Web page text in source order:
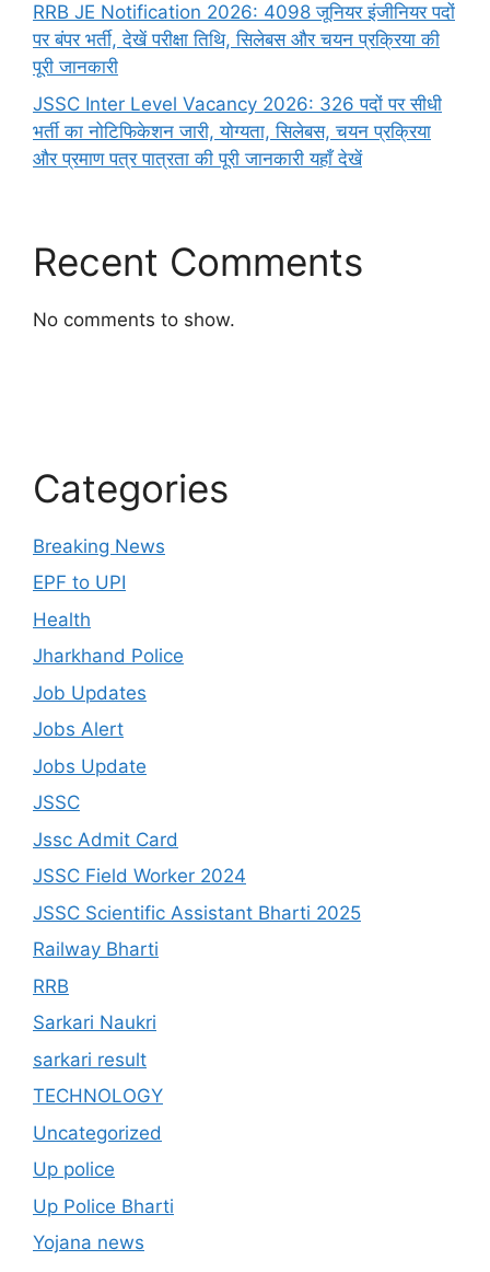
RRB JE Notification 2026: 4098 जूनियर इंजीनियर पदों
पर बंपर भर्ती, देखें परीक्षा तिथि, सिलेबस और चयन प्रक्रिया की
पूरी जानकारी
JSSC Inter Level Vacancy 2026: 326 पदों पर सीधी
भर्ती का नोटिफिकेशन जारी, योग्यता, सिलेबस, चयन प्रक्रिया
और प्रमाण पत्र पात्रता की पूरी जानकारी यहाँ देखें
Recent Comments
No comments to show.
Categories
Breaking News
EPF to UPI
Health
Jharkhand Police
Job Updates
Jobs Alert
Jobs Update
JSSC
Jssc Admit Card
JSSC Field Worker 2024
JSSC Scientific Assistant Bharti 2025
Railway Bharti
RRB
Sarkari Naukri
sarkari result
TECHNOLOGY
Uncategorized
Up police
Up Police Bharti
Yojana news